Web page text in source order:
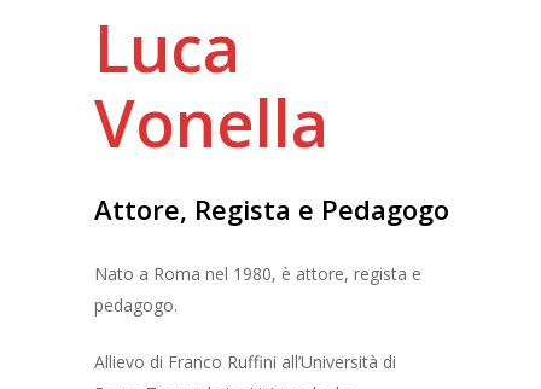
Luca
Vonella
Attore, Regista e Pedagogo
Nato a Roma nel 1980, è attore, regista e
pedagogo.
Allievo di Franco Ruffini all’Università di